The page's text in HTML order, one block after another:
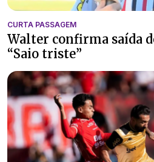
CURTA PASSAGEM
Walter confirma saída
“Saio triste”